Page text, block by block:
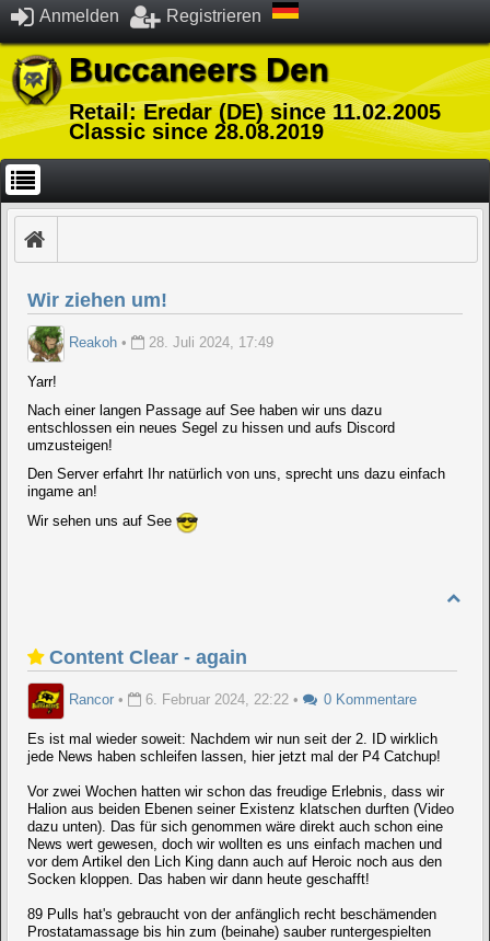
Anmelden Registrieren
Buccaneers Den
Retail: Eredar (DE) since 11.02.2005
Classic since 28.08.2019
Wir ziehen um!
Reakoh • 28. Juli 2024, 17:49
Yarr!
Nach einer langen Passage auf See haben wir uns dazu
entschlossen ein neues Segel zu hissen und aufs Discord
umzusteigen!
Den Server erfahrt Ihr natürlich von uns, sprecht uns dazu einfach
ingame an!
Wir sehen uns auf See
Content Clear - again
Rancor • 6. Februar 2024, 22:22 • 0 Kommentare
Es ist mal wieder soweit: Nachdem wir nun seit der 2. ID wirklich
jede News haben schleifen lassen, hier jetzt mal der P4 Catchup!
Vor zwei Wochen hatten wir schon das freudige Erlebnis, dass wir
Halion aus beiden Ebenen seiner Existenz klatschen durften (Video
dazu unten). Das für sich genommen wäre direkt auch schon eine
News wert gewesen, doch wir wollten es uns einfach machen und
vor dem Artikel den Lich King dann auch auf Heroic noch aus den
Socken kloppen. Das haben wir dann heute geschafft!
89 Pulls hat's gebraucht von der anfänglich recht beschämenden
Prostatamassage bis hin zum (beinahe) sauber runtergespielten